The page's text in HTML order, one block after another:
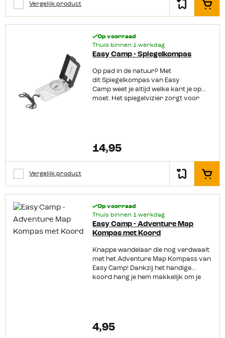
Vergelijk product In het
Op voorraad
Thuis binnen 1 werkdag
Easy Camp - Spiegelkompas
Op pad in de natuur? Met
dit Spiegelkompas van Easy
Camp weet je altijd welke kant je op
moet. Het spiegelvizier zorgt voor
metingen heeft het kompas
een hellingsmeter en lens
met vergrootglas. Met zijn draaiende
wijzerplaat, opvouwbaar ontwerp,
afstand weergave en draagkoord
hand om goed en veilig te navigeren.
Productkenmerken: Opvouwbaar
spiegelkompas met draagkoord
Wijzer in neonkleur Oliegevulde
afstandsweergave Vergrootglaslens
en hellingsmeter
14,95
Vergelijk product In het
Op voorraad
Thuis binnen 1 werkdag
Easy Camp - Adventure Map
Kompas met Koord
Knappe wandelaar die nog verdwaalt
met het Adventure Map Kompass van
Easy Camp! Dankzij het handige
koord hang je hem makkelijk om je
Wordt het eerder donker dan
verwacht? Geen zorgen! De verlichte
4,95